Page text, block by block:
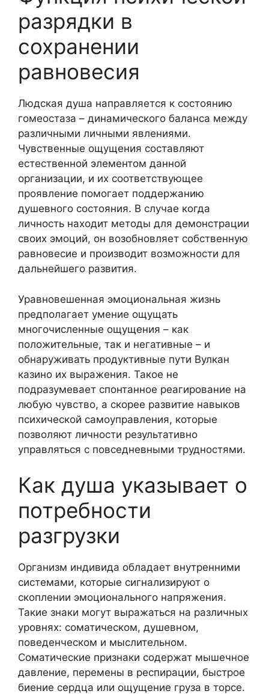
разрядки в
сохранении
равновесия
Людская душа направляется к состоянию
гомеостаза – динамического баланса между
различными личными явлениями.
Чувственные ощущения составляют
естественной элементом данной
организации, и их соответствующее
проявление помогает поддержанию
душевного состояния. В случае когда
личность находит методы для демонстрации
своих эмоций, он возобновляет собственную
равновесие и производит возможности для
дальнейшего развития.
Уравновешенная эмоциональная жизнь
предполагает умение ощущать
многочисленные ощущения – как
положительные, так и негативные – и
обнаруживать продуктивные пути Вулкан
казино их выражения. Такое не
подразумевает спонтанное реагирование на
любую чувство, а скорее развитие навыков
психической самоуправления, которые
позволяют личности результативно
управляться с повседневными трудностями.
Как душа указывает о
потребности
разгрузки
Организм индивида обладает внутренними
системами, которые сигнализируют о
скоплении эмоционального напряжения.
Такие знаки могут выражаться на различных
уровнях: соматическом, душевном,
поведенческом и мыслительном.
Соматические признаки содержат мышечное
давление, перемены в респирации, быстрое
биение сердца или ощущение груза в торсе.